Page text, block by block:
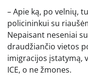
– Apie ką, po velnių,
policininkui su
Nepaisant neseniai
draudžiančio vietos
imigracijos įstatymą,
ICE, o ne žmones.